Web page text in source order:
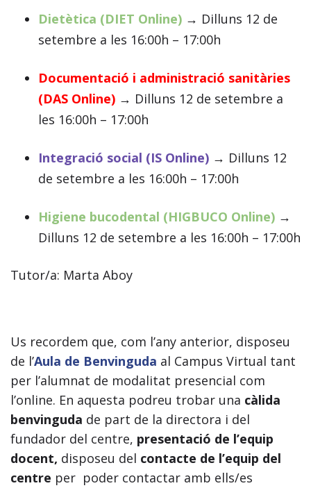
Dietètica (DIET Online) → Dilluns 12 de
setembre a les 16:00h – 17:00h
Documentació i administració sanitàries
(DAS Online) → Dilluns 12 de setembre a
les 16:00h – 17:00h
Integració social (IS Online) → Dilluns 12
de setembre a les 16:00h – 17:00h
Higiene bucodental (HIGBUCO Online) →
Dilluns 12 de setembre a les 16:00h – 17:00h
Tutor/a: Marta Aboy
Us recordem que, com l’any anterior, disposeu
de l’Aula de Benvinguda al Campus Virtual tant
per l’alumnat de modalitat presencial com
l’online. En aquesta podreu trobar una càlida
benvinguda de part de la directora i del
fundador del centre, presentació de l’equip
docent, disposeu del contacte de l’equip del
centre per poder contactar amb ells/es